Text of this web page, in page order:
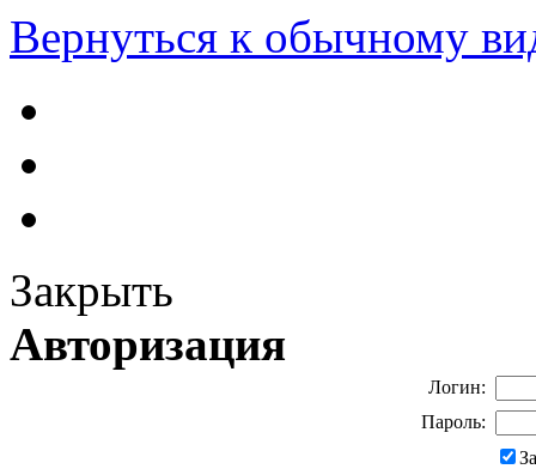
Вернуться к обычному
Закрыть
Авторизация
Логин:
Пароль: